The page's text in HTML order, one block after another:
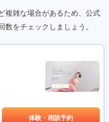
複雑な場合があるため、公式
をチェックしましょう。
体験・相談予約